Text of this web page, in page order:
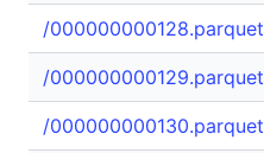
/000000000128.parquet
/000000000129.parquet
/000000000130.parquet